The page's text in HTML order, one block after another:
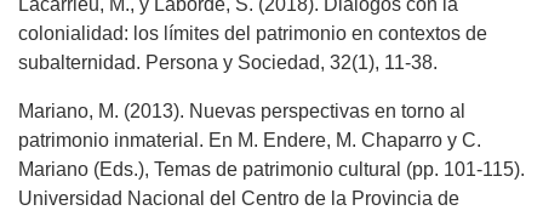
Lacarrieu, M., y Laborde, S. (2018). Diálogos con la
colonialidad: los límites del patrimonio en contextos de
subalternidad. Persona y Sociedad, 32(1), 11-38.
Mariano, M. (2013). Nuevas perspectivas en torno al
patrimonio inmaterial. En M. Endere, M. Chaparro y C.
Mariano (Eds.), Temas de patrimonio cultural (pp. 101-115).
Universidad Nacional del Centro de la Provincia de